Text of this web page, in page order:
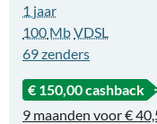
1 jaar
100 MbVDSL
69zenders
€ 150,00 cashback
9 maanden voor €